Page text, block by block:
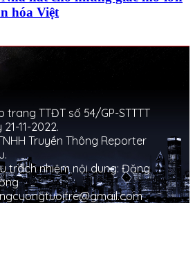
hóa Việt
trang TTĐT số 54/GP-STTTT
11-2022.
Truyền Thông Reporter
trách nhiệm nội dung: Đặng